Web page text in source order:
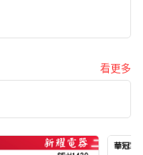
看更多